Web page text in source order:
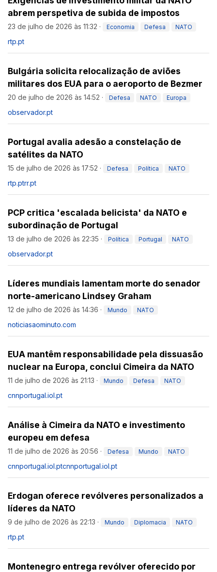
abrem perspetiva de subida de impostos
23 de julho de 2026 às 11:32 · Economia Defesa NATO
rtp.pt
Bulgária solicita relocalização de aviões
militares dos EUA para o aeroporto de Bezmer
20 de julho de 2026 às 14:52 · Defesa NATO Europa
observador.pt
Portugal avalia adesão a constelação de
satélites da NATO
15 de julho de 2026 às 17:52 · Defesa Política NATO
rtp.ptrr.pt
PCP critica 'escalada belicista' da NATO e
subordinação de Portugal
13 de julho de 2026 às 22:35 · Política Portugal NATO
observador.pt
Líderes mundiais lamentam morte do senador
norte-americano Lindsey Graham
12 de julho de 2026 às 14:36 · Mundo NATO
noticiasaominuto.com
EUA mantêm responsabilidade pela dissuasão
nuclear na Europa, conclui Cimeira da NATO
11 de julho de 2026 às 21:13 · Mundo Defesa NATO
cnnportugal.iol.pt
Análise à Cimeira da NATO e investimento
europeu em defesa
11 de julho de 2026 às 20:56 · Defesa Mundo NATO
cnnportugal.iol.ptcnnportugal.iol.pt
Erdogan oferece revólveres personalizados a
líderes da NATO
9 de julho de 2026 às 22:13 · Mundo Diplomacia NATO
rtp.pt
Montenegro entrega revólver oferecido por